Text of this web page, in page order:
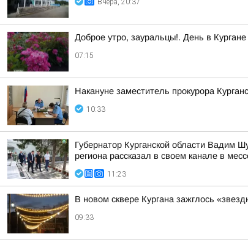
Вчера, 20:37
Доброе утро, зауральцы!. День в
07:15
Накануне заместитель прокурора
10:33
Губернатор Курганской области Вадим
региона рассказал в своем канале в
11:23
В новом сквере Кургана зажглось
09:33